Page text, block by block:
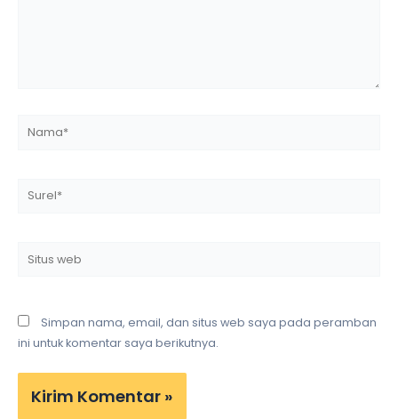
Surel*
Simpan nama, email, dan situs web saya pada peramban
ini untuk komentar saya berikutnya.